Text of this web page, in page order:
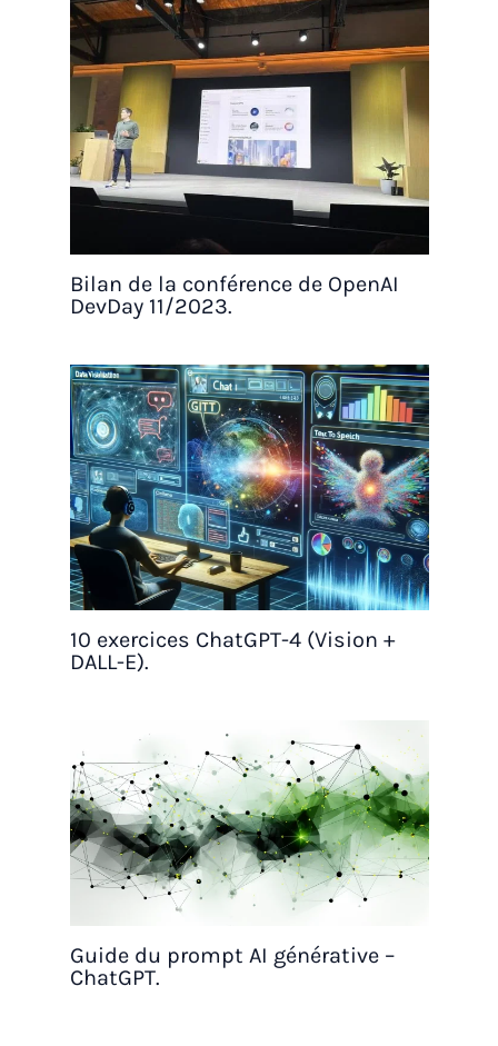
Bilan de la conférence de OpenAI
DevDay 11/2023.
10 exercices ChatGPT-4 (Vision +
DALL-E).
Guide du prompt AI générative –
ChatGPT.